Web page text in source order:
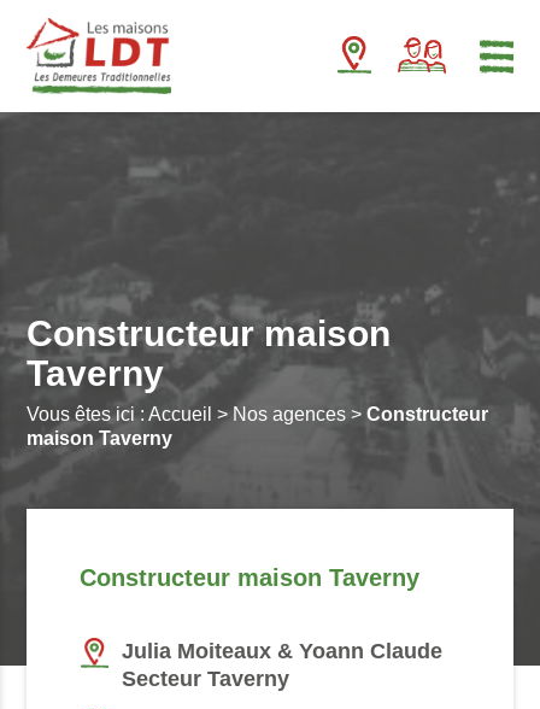
Constructeur maison
Taverny
Vous êtes ici :Accueil > Nos agences >Constructeur
maison Taverny
Constructeur maison Taverny
Julia Moiteaux & Yoann Claude
Secteur Taverny